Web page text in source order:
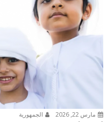
مارس 22, 2026 الجمهورية